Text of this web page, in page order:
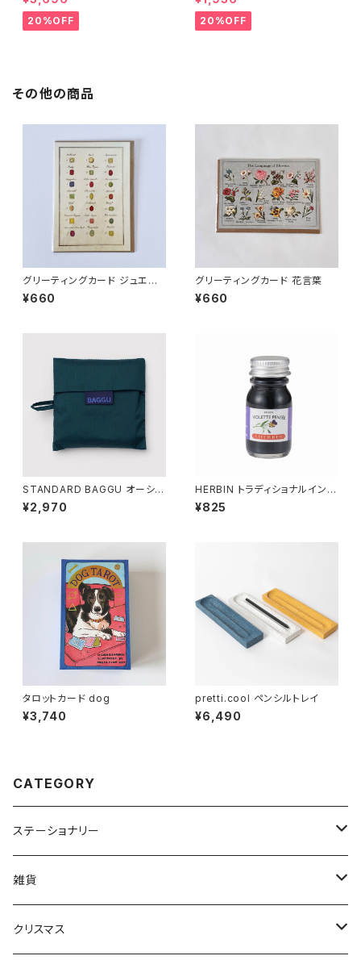
20%OFF 20%OFF
その他の商品
グリーティングカード ジュエリ
ー
¥660
グリーティングカード 花言葉
¥660
STANDARD BAGGU オーシャ
ン
¥2,970
HERBIN トラディショナルインク
10ml
¥825
タロットカード dog
¥3,740
pretti.cool ペンシルトレイ
¥6,490
CATEGORY
ステーショナリー
カレンダー、手帳
筆記具
雑貨
BAGGU
クリスマス